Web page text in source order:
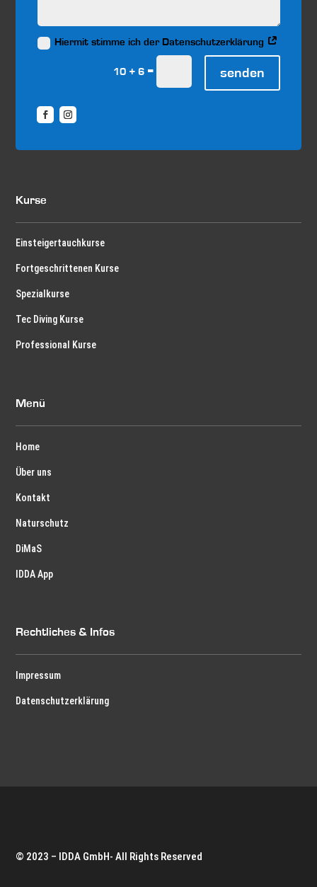
Hiermit stimme ich der Datenschutzerklärung
10 + 6= senden
Kurse
Einsteigertauchkurse
Fortgeschrittenen Kurse
Spezialkurse
Tec Diving Kurse
Professional Kurse
Menü
Home
Über uns
Kontakt
Naturschutz
DiMaS
IDDA App
Rechtliches & Infos
Impressum
Datenschutzerklärung
© 2023 – IDDA GmbH- All Rights Reserved